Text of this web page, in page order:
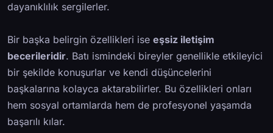
dayanıklılık sergilerler.
Bir başka belirgin özellikleri ise eşsiz iletişim
becerileridir. Batı ismindeki bireyler genellikle etkileyici
bir şekilde konuşurlar ve kendi düşüncelerini
başkalarına kolayca aktarabilirler. Bu özellikleri onları
hem sosyal ortamlarda hem de profesyonel yaşamda
başarılı kılar.